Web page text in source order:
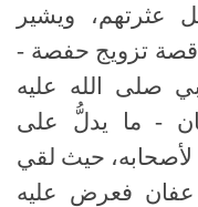
عثرتهم، ويشير
تزويج حفصة -
صلى الله عليه
- ما يدلُّ على
لأصحابه، حيث لقي
فعرض عليه